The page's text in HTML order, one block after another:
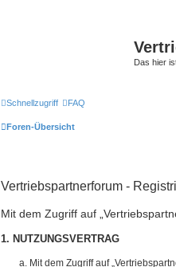
Das hier
Schnellzugriff FAQ
Foren-Übersicht
Vertriebspartnerforum -
Mit dem Zugriff auf
1. NUTZUNGSVERTRAG
Mit dem Zugriff auf